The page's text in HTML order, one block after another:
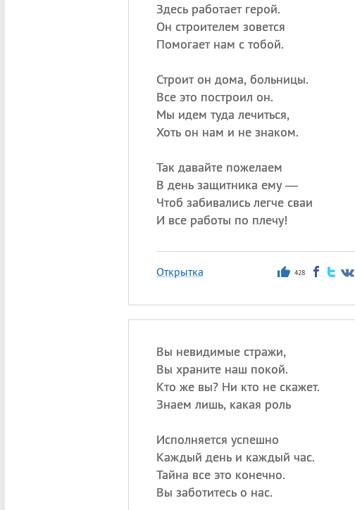
Здесь работает герой.
Он строителем зовется
Помогает нам с тобой.
Строит он дома, больницы.
Все это построил он.
Мы идем туда лечиться,
Хоть он нам и не знаком.
Так давайте пожелаем
В день защитника ему —
Чтоб забивались легче сваи
И все работы по плечу!
Открытка 428
Вы невидимые стражи,
Вы храните наш покой.
Кто же вы? Ни кто не скажет.
Знаем лишь, какая роль
Исполняется успешно
Каждый день и каждый час.
Тайна все это конечно.
Вы заботитесь о нас.